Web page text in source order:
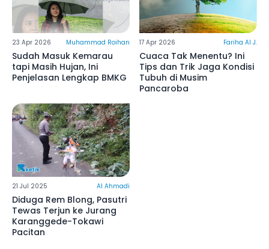
23 Apr 2026 Muhammad Roihan
Sudah Masuk Kemarau
tapi Masih Hujan, Ini
Penjelasan Lengkap BMKG
17 Apr 2026 Fariha Al J.
Cuaca Tak Menentu? Ini
Tips dan Trik Jaga Kondisi
Tubuh di Musim
Pancaroba
21 Jul 2025 Al Ahmadi
Diduga Rem Blong, Pasutri
Tewas Terjun ke Jurang
Karanggede-Tokawi
Pacitan